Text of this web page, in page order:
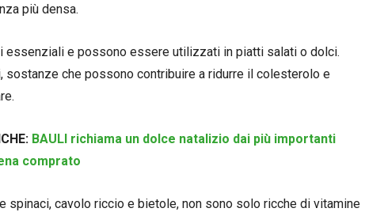
più densa.
essenziali e possono essere utilizzati in piatti salati o dolci.
sostanze che possono contribuire a ridurre il colesterolo e
BAULI richiama un dolce natalizio dai più importanti
comprato
spinaci, cavolo riccio e bietole, non sono solo ricche di vitamine